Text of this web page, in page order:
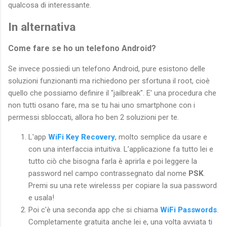
qualcosa di interessante.
In alternativa
Come fare se ho un telefono Android?
Se invece possiedi un telefono Android, pure esistono delle
soluzioni funzionanti ma richiedono per sfortuna il root, cioè
quello che possiamo definire il "jailbreak". E' una procedura che
non tutti osano fare, ma se tu hai uno smartphone con i
permessi sbloccati, allora ho ben 2 soluzioni per te.
L'app WiFi Key Recovery, molto semplice da usare e
con una interfaccia intuitiva. L’applicazione fa tutto lei e
tutto ciò che bisogna farla è aprirla e poi leggere la
password nel campo contrassegnato dal nome PSK
Premi su una rete wirelesss per copiare la sua password
e usala!
Poi c'è una seconda app che si chiama WiFi Passwords
Completamente gratuita anche lei e, una volta avviata ti